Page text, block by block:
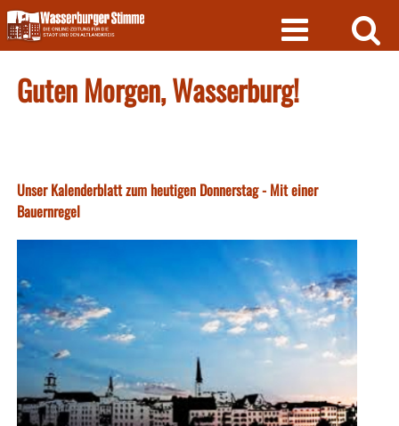
Skip
to
content
Guten Morgen, Wasserburg!
Unser Kalenderblatt zum heutigen Donnerstag - Mit einer
Bauernregel